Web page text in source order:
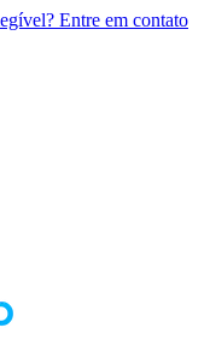
Entre em contato